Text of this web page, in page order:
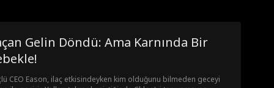
Silva
John William D
Brittany Marsi
Gelin Döndü: Ama Karnında Bir
CEO Eason, ilaç etkisindeyken kim olduğunu bilmeden geceyi